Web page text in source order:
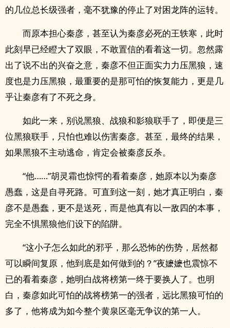
的几位总长级强者，毫不犹豫的停止了对困龙阵的运转。
而原本担心秦彦，甚至认为秦彦必死的王轶寒，此时
此刻早已经瞪大了双眼，不敢置信的看着这一切。忽然露
出了说不出的兴奋之意，秦彦不但正面实力力压黑狼，速
度也是力压黑狼，最重要的是那可怕的恢复能力，更是几
乎让秦彦有了不死之身。
如此一来，别说黑狼、战狼和影狼联手了，即便是三
位黑狼联手，只怕也难以伤害秦彦。甚至，最终的结果，
如果黑狼不主动逃命，肯定会被秦彦反杀。
“他……”胡灵霜也惊愕的看着秦彦，她原本以为秦彦
愚蠢，这是自寻死路。可直到这一刻，她才真正明白，秦
彦不是愚蠢，更不是送死，而是他真有以一敌四的本事，
完全不惧黑狼他们设下的陷阱。
“这小子怎么如此的邪乎，那么恐怖的伤势，居然都
可以瞬间复原，他到底是如何做到的？”夜嬷嬷也震惊不
已的看着秦彦，她明白战将榜第一终于要换人了。也明
白，秦彦如此可怕的战将榜第一的强者，远比黑狼可怕的
多了，他将成为如今整个黄泉区毫无争议的第一人。